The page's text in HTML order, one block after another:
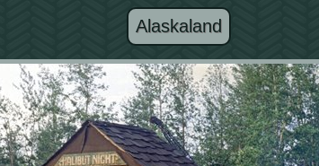
Alaskaland